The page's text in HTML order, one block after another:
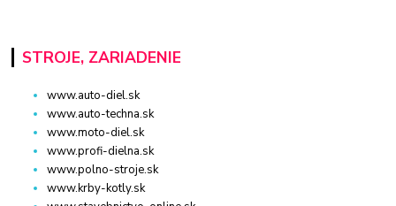
STROJE, ZARIADENIE
www.auto-diel.sk
www.auto-techna.sk
www.moto-diel.sk
www.profi-dielna.sk
www.polno-stroje.sk
www.krby-kotly.sk